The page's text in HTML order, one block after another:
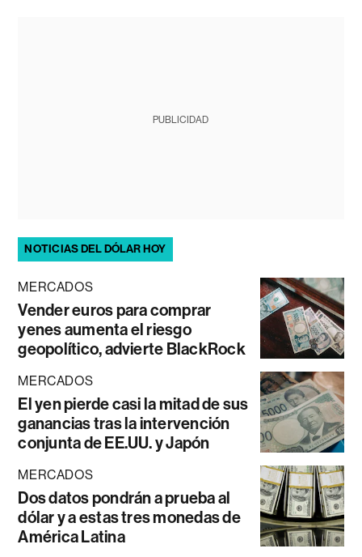
PUBLICIDAD
NOTICIAS DEL DÓLAR HOY
MERCADOS
Vender euros para comprar
yenes aumenta el riesgo
geopolítico, advierte BlackRock
MERCADOS
El yen pierde casi la mitad de sus
ganancias tras la intervención
conjunta de EE.UU. y Japón
MERCADOS
Dos datos pondrán a prueba al
dólar y a estas tres monedas de
América Latina